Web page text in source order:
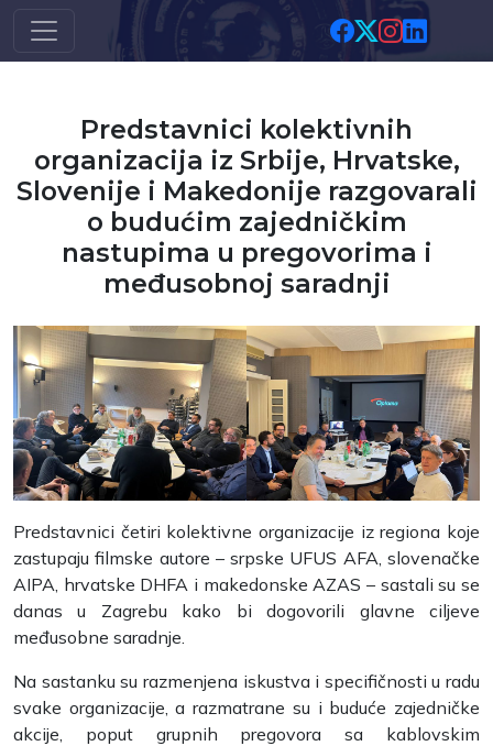
Skip to main content
Predstavnici kolektivnih
organizacija iz Srbije, Hrvatske,
Slovenije i Makedonije razgovarali
o budućim zajedničkim
nastupima u pregovorima i
međusobnoj saradnji
Predstavnici četiri kolektivne organizacije iz regiona koje
zastupaju filmske autore – srpske UFUS AFA, slovenačke
AIPA, hrvatske DHFA i makedonske AZAS – sastali su se
danas u Zagrebu kako bi dogovorili glavne ciljeve
međusobne saradnje.
Na sastanku su razmenjena iskustva i specifičnosti u radu
svake organizacije, a razmatrane su i buduće zajedničke
akcije, poput grupnih pregovora sa kablovskim